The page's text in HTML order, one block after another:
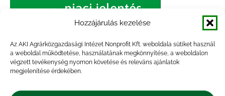
Hozzájárulás kezelése
Az AKI Agrárközgazdasági Intézet Nonprofit Kft. weboldala sütiket használ
a weboldal működtetése, használatának megkönnyítése, a weboldalon
végzett tevékenység nyomon követése és releváns ajánlatok
megjelenítése érdekében.
piac piaci jelentés
sertés sertéshús
szarvasmarha termelés termelői
ár tojás világpiac
vágóbárány
vágómarha vágósertés